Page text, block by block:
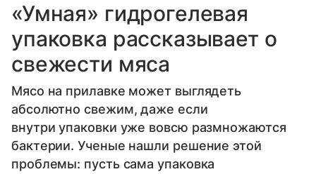
«Умная» гидрогелевая
упаковка рассказывает о
свежести мяса
Мясо на прилавке может выглядеть
абсолютно свежим, даже если
внутри упаковки уже вовсю размножаются
бактерии. Ученые нашли решение этой
проблемы: пусть сама упаковка